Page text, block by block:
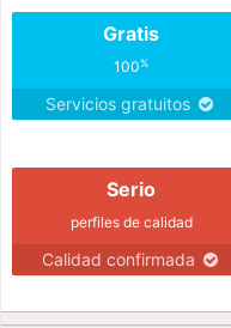
Gratis
100%
Servicios gratuitos
Serio
perfiles de calidad
Calidad confirmada